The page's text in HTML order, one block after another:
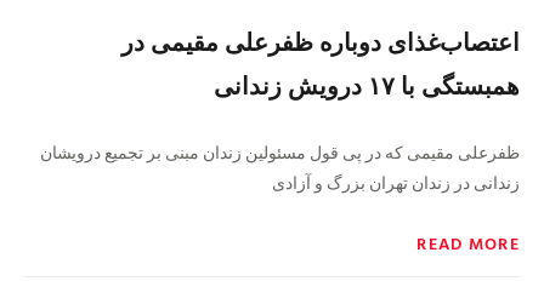
اعتصاب‌غذای دوباره ظفرعلی مقیمی در
همبستگی با ۱۷ درویش زندانی
ظفرعلی مقیمی که در پی قول مسئولین زندان مبنی بر تجمیع درویشان
زندانی در زندان تهران بزرگ و آزادی
READ MORE